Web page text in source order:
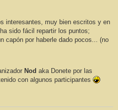
interesantes, muy bien escritos y en
sido fácil repartir los puntos;
capón por haberle dado pocos... (no
Nod aka Donete por las
con algunos participantes